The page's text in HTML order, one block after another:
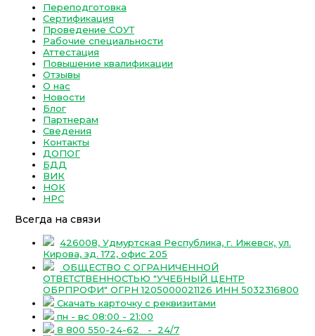
Переподготовка
Сертификация
Проведение СОУТ
Рабочие специальности
Аттестация
Повышение квалификации
Отзывы
О нас
Новости
Блог
Партнерам
Сведения
Контакты
ДОПОГ
БДД
ВИК
НОК
НРС
Всегда на связи
426008, Удмуртская Республика, г. Ижевск, ул.
Кирова, зд. 172, офис 205
ОБЩЕСТВО С ОГРАНИЧЕННОЙ
ОТВЕТСТВЕННОСТЬЮ "УЧЕБНЫЙ ЦЕНТР
ОБРПРОФИ" ОГРН 1205000021126 ИНН 5032316800
Скачать карточку с реквизитами
пн - вс 08:00 - 21:00
8 800 550-24-62
- 24/7